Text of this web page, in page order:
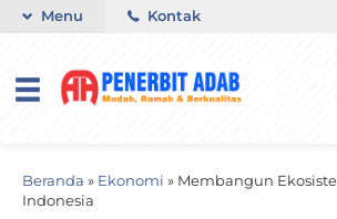
Menu Kontak
Beranda » Ekonomi » Membangun
Indonesia